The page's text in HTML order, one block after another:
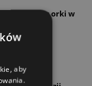
i konkurs orki w
aby